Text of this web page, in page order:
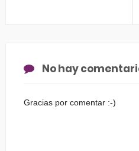
No hay
Gracias por comentar :-)